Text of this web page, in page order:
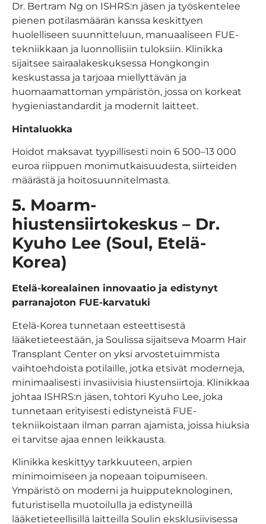
Dr. Bertram Ng on ISHRS:n jäsen ja työskentelee
pienen potilasmäärän kanssa keskittyen
huolelliseen suunnitteluun, manuaaliseen FUE-
tekniikkaan ja luonnollisiin tuloksiin. Klinikka
sijaitsee sairaalakeskuksessa Hongkongin
keskustassa ja tarjoaa miellyttävän ja
huomaamattoman ympäristön, jossa on korkeat
hygieniastandardit ja modernit laitteet.
Hintaluokka
Hoidot maksavat tyypillisesti noin 6 500–13 000
euroa riippuen monimutkaisuudesta, siirteiden
määrästä ja hoitosuunnitelmasta.
5. Moarm-
hiustensiirtokeskus – Dr.
Kyuho Lee (Soul, Etelä-
Korea)
Etelä-korealainen innovaatio ja edistynyt
parranajoton FUE-karvatuki
Etelä-Korea tunnetaan esteettisestä
lääketieteestään, ja Soulissa sijaitseva Moarm Hair
Transplant Center on yksi arvostetuimmista
vaihtoehdoista potilaille, jotka etsivät moderneja,
minimaalisesti invasiivisia hiustensiirtoja. Klinikkaa
johtaa ISHRS:n jäsen, tohtori Kyuho Lee, joka
tunnetaan erityisesti edistyneistä FUE-
tekniikoistaan ilman parran ajamista, joissa hiuksia
ei tarvitse ajaa ennen leikkausta.
Klinikka keskittyy tarkkuuteen, arpien
minimoimiseen ja nopeaan toipumiseen.
Ympäristö on moderni ja huipputeknologinen,
futuristisella muotoilulla ja edistyneillä
lääketieteellisillä laitteilla Soulin eksklusiivisessa